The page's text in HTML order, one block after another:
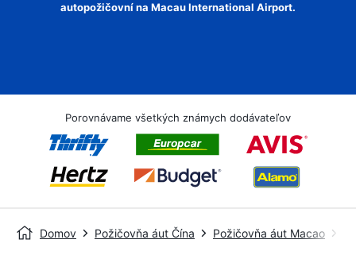
autopožičovní na Macau International Airport.
Porovnávame všetkých známych dodávateľov
Domov Požičovňa áut Čína Požičovňa áut Macao